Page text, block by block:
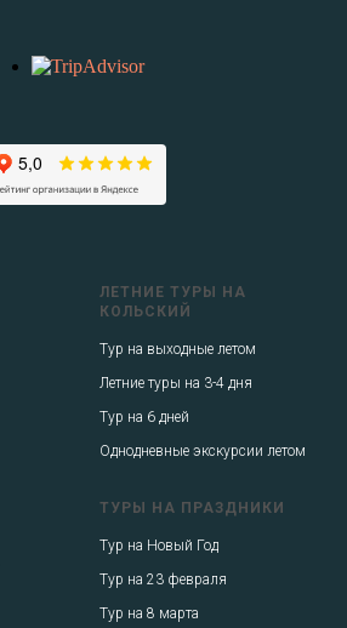
ЛЕТНИЕ ТУРЫ НА
КОЛЬСКИЙ
Тур на выходные летом
Летние туры на 3-4 дня
Тур на 6 дней
Однодневные экскурсии летом
ТУРЫ НА ПРАЗДНИКИ
Тур на Новый Год
Тур на 23 февраля
Тур на 8 марта